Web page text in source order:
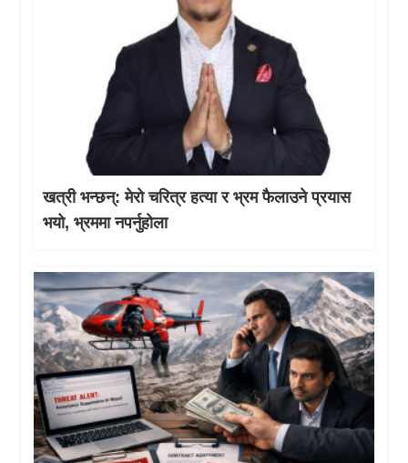
खत्री भन्छन्: मेरो चरित्र हत्या र भ्रम फैलाउने प्रयास
भयो, भ्रममा नपर्नुहोला